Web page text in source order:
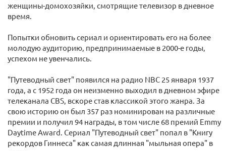
женщины-домохозяйки, смотрящие телевизор в дневное
время.
Попытки обновить сериал и ориентировать его на более
молодую аудиторию, предпринимаемые в 2000-е годы,
успехом не увенчались.
"Путеводный свет" появился на радио NBC 25 января 1937
года, а с 1952 года он неизменно выходил в дневном эфире
телеканала CBS, вскоре став классикой этого жанра. За
свою историю он был 357 раз номинирован на различные
премии и получил 94 награды, в том числе 68 премий Emmy
Daytime Award. Сериал "Путеводный свет" попал в "Книгу
рекордов Гиннеса" как самая длинная "мыльная опера" в